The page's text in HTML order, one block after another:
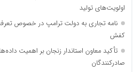
اولویت‌های تولید
نامه تجاری به دولت ترامپ در خصوص
کفش
تأکید معاون استاندار زنجان بر اهمیت
صادرکنندگان